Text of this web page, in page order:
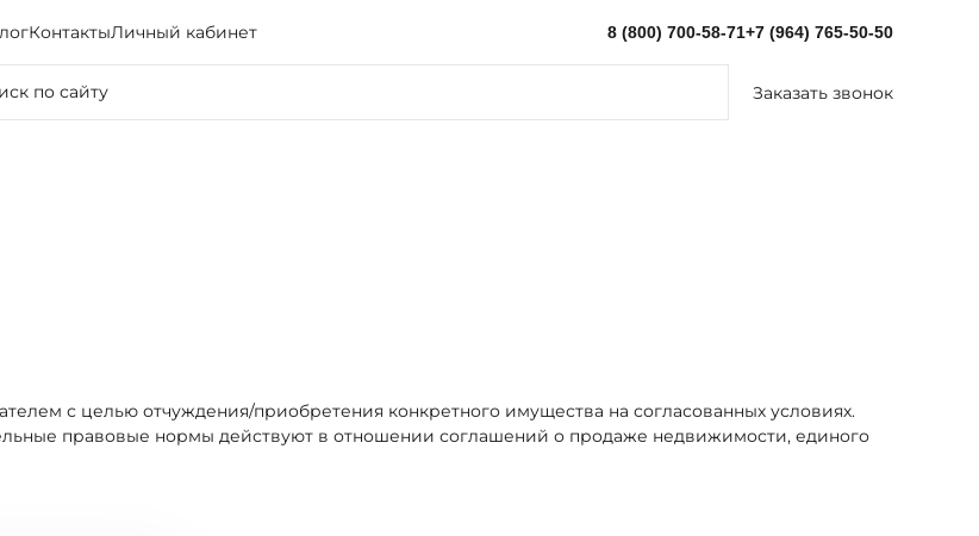
КонтактыЛичный кабинет 8 (800) 700-58-71+7 (964) 765-50-50
Заказать звонок
с целью отчуждения/приобретения конкретного имущества на согласованных условиях.
правовые нормы действуют в отношении соглашений о продаже недвижимости, единого